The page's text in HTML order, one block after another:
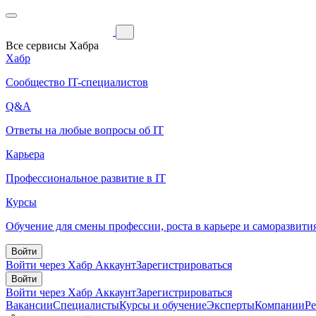
Все сервисы Хабра
Хабр
Сообщество IT-специалистов
Q&A
Ответы на любые вопросы об IT
Карьера
Профессиональное развитие в IT
Курсы
Обучение для смены профессии, роста в карьере и
Войти
Войти через Хабр АккаунтЗарегистрироваться
Войти
Войти через Хабр АккаунтЗарегистрироваться
ВакансииСпециалистыКурсы и обучениеЭкспертыКомпании